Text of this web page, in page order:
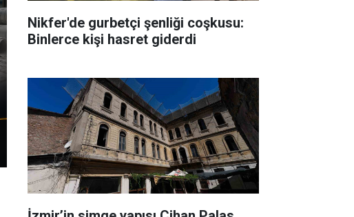
Nikfer'de gurbetçi şenliği coşkusu:
Binlerce kişi hasret giderdi